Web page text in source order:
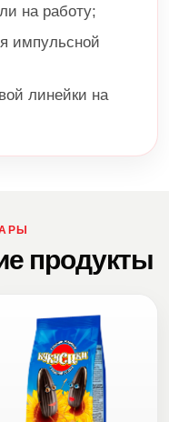
на работу;
импульсной
линейки на
продукты